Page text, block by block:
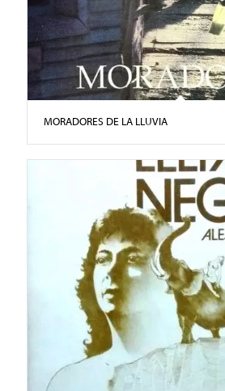
MORADORES DE LA LLUVIA